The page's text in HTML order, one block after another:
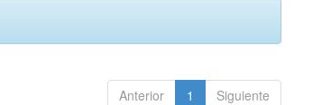
Anterior 1 Siguiente